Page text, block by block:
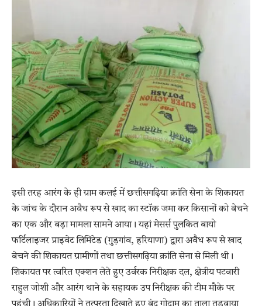
इसी तरह आरंग के ही ग्राम कलई में छत्तीसगढ़िया क्रांति सेना के शिकायत
के जांच के दौरान अवैध रूप से खाद का स्टॉक जमा कर किसानों को बेचने
का एक और बड़ा मामला सामने आया। यहां मेसर्स पुलकित बायो
फर्टिलाइजर प्राइवेट लिमिटेड (गुड़गांव, हरियाणा) द्वारा अवैध रूप से खाद
बेचने की शिकायत ग्रामीणों तथा छत्तीसगढ़िया क्रांति सेना से मिली थी।
शिकायत पर त्वरित एक्शन लेते हुए उर्वरक निरीक्षक दल, क्षेत्रीय पटवारी
राहुल जोशी और आरंग थाने के सहायक उप निरीक्षक की टीम मौके पर